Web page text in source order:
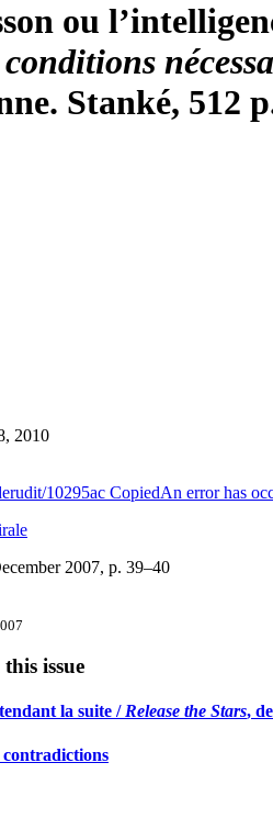
ou
Stanké, 512
2010
10295ac CopiedAn error has
2007, p. 39–40
issue
la suite /Release the Stars,
contradictions